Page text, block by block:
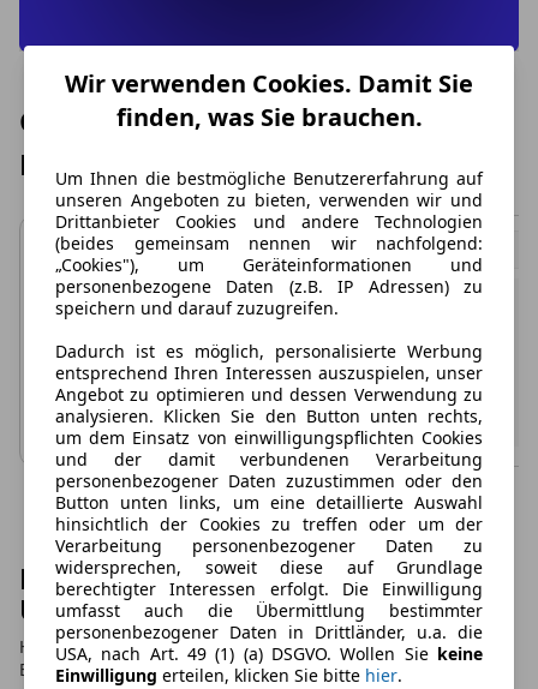
Günstige Mercedes-Benz C 43 AMG
Leasing Angebote
Mercedes-Benz C 43 AMG Leasing
Übersicht
Hier finden Sie eine aktuelle Übersicht zu unseren Mercedes-
Benz C 43 AMG Leasing Angeboten.
Wir verwenden Cookies. Damit Sie
finden, was Sie brauchen.
Um Ihnen die bestmögliche Benutzererfahrung auf
unseren Angeboten zu bieten, verwenden wir und
Drittanbieter Cookies und andere Technologien
(beides gemeinsam nennen wir nachfolgend:
„Cookies"), um Geräteinformationen und
personenbezogene Daten (z.B. IP Adressen) zu
speichern und darauf zuzugreifen.
Dadurch ist es möglich, personalisierte Werbung
entsprechend Ihren Interessen auszuspielen, unser
Angebot zu optimieren und dessen Verwendung zu
analysieren. Klicken Sie den Button unten rechts,
um dem Einsatz von einwilligungspflichten Cookies
und der damit verbundenen Verarbeitung
personenbezogener Daten zuzustimmen oder den
Button unten links, um eine detaillierte Auswahl
hinsichtlich der Cookies zu treffen oder um der
Verarbeitung personenbezogener Daten zu
widersprechen, soweit diese auf Grundlage
berechtigter Interessen erfolgt. Die Einwilligung
umfasst auch die Übermittlung bestimmter
personenbezogener Daten in Drittländer, u.a. die
USA, nach Art. 49 (1) (a) DSGVO. Wollen Sie keine
Einwilligung erteilen, klicken Sie bitte hier.